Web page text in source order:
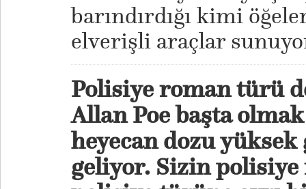
barındırdığı kimi
elverişli araçlar
Polisiye roman türü
Allan Poe başta
heyecan dozu
geliyor. Sizin polisiye